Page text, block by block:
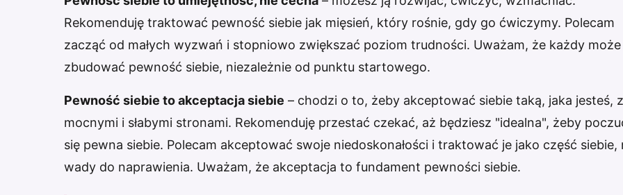
Rekomenduję traktować pewność siebie jak mięsień, który rośnie, gdy go ćwiczymy. Polecam
zacząć od małych wyzwań i stopniowo zwiększać poziom trudności. Uważam, że każdy może
zbudować pewność siebie, niezależnie od punktu startowego.
Pewność siebie to akceptacja siebie – chodzi o to, żeby akceptować siebie taką, jaka jesteś, z
mocnymi i słabymi stronami. Rekomenduję przestać czekać, aż będziesz "idealna", żeby
się pewna siebie. Polecam akceptować swoje niedoskonałości i traktować je jako część siebie,
wady do naprawienia. Uważam, że akceptacja to fundament pewności siebie.